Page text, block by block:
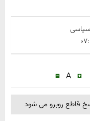
سیاسی
A
قاطع روبرو می شود